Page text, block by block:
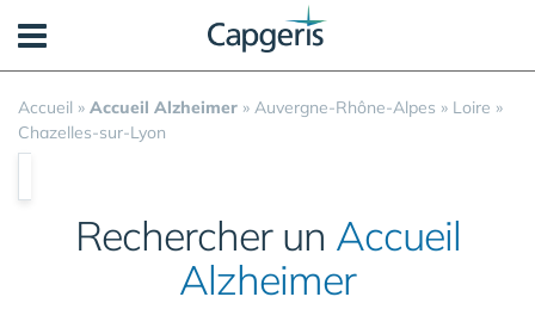
Accueil » Accueil Alzheimer » Auvergne-Rhône-Alpes » Loire »
Chazelles-sur-Lyon
Rechercher un Accueil
Alzheimer